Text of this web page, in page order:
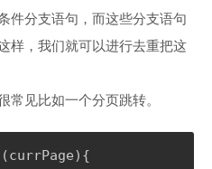
件分支语句，而这些分支语句
样，我们就可以进行去重把这
常见比如一个分页跳转。
(currPage) {